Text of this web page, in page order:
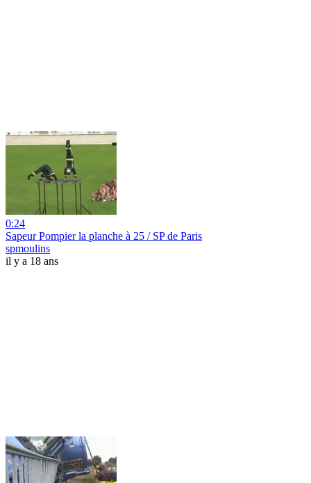
0:24
Sapeur Pompier la planche à 25 / SP de Paris
spmoulins
il y a 18 ans